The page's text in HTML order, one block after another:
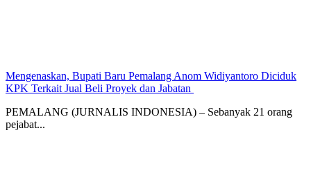
Mengenaskan, Bupati Baru Pemalang Anom Widiyantoro Diciduk
KPK Terkait Jual Beli Proyek dan Jabatan ‎
PEMALANG (JURNALIS INDONESIA) – Sebanyak 21 orang
pejabat...